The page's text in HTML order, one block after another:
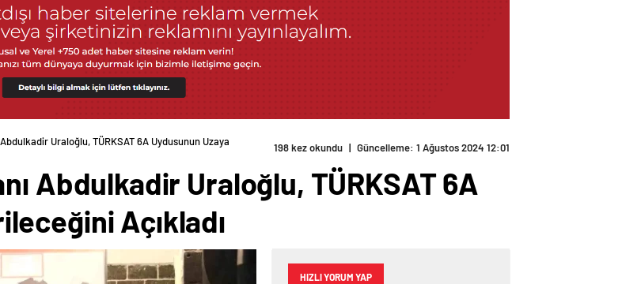
Uraloğlu, TÜRKSAT 6A Uydusunun Uzaya
198 kez okundu | Güncelleme: 1 Ağustos 2024 12:01
Abdulkadir Uraloğlu, TÜRKSAT 6A
Açıkladı
HIZLI YORUM YAP